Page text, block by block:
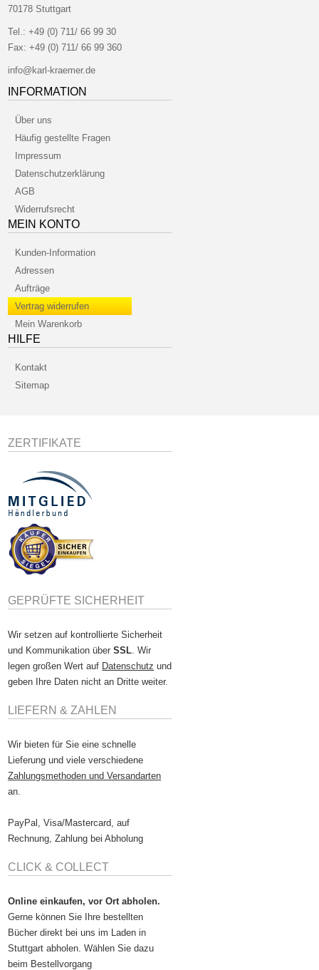
70178 Stuttgart
Tel.:+49 (0) 711/ 66 99 30
Fax: +49 (0) 711/ 66 99 360
info@karl-kraemer.de
INFORMATION
Über uns
Häufig gestellte Fragen
Impressum
Datenschutzerklärung
AGB
Widerrufsrecht
MEIN KONTO
Kunden-Information
Adressen
Aufträge
Vertrag widerrufen
Mein Warenkorb
HILFE
Kontakt
Sitemap
ZERTIFIKATE
GEPRÜFTE SICHERHEIT
Wir setzen auf kontrollierte Sicherheit
und Kommunikation überSSL. Wir
legen großen Wert auf Datenschutz und
geben Ihre Daten nicht an Dritte weiter.
LIEFERN & ZAHLEN
Wir bieten für Sie eine schnelle
Lieferung und viele verschiedene
Zahlungsmethoden und Versandarten
an.
PayPal, Visa/Mastercard, auf
Rechnung, Zahlung bei Abholung
CLICK & COLLECT
Online einkaufen, vor Ort abholen.
Gerne können Sie Ihre bestellten
Bücher direkt bei uns im Laden in
Stuttgart abholen. Wählen Sie dazu
beim Bestellvorgang